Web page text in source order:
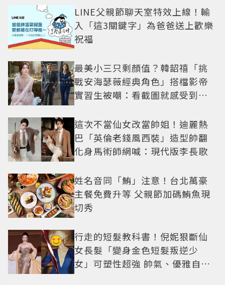
LINE父親節聊天室特效上線！輸
入「這3關鍵字」為爸爸送上歡樂
祝福
最美小三只剩顏值？韓韶禧「挑
戰安海瑟薇經典角色」搭檔影帝
實習生被嘲：看截圖就感受到演
這次不當仙女改當帥姐！迪麗熱
巴「英倫老錢風西裝」造型帥翻
化身馬術師網喊：現代版李長歌
姓名音同「鮪」注意！台北萬豪
主餐免費升等 父親節加碼鮪魚現
切秀
行走的短髮教科書！倪妮狠斷仙
女長髮「變身金色短髮叛逆少
女」可塑性超強 帥氣、優雅自由